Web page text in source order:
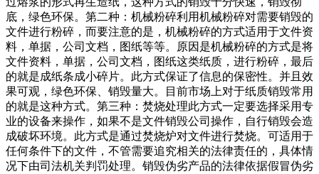
底，绿色环保。第二种：机械粉碎利用机械粉碎对需要销毁的
文件进行粉碎，而要注意的是，机械粉碎的方式适用于文件资
料，单据，公司文档，图纸等等。原因是机械粉碎的方式是将
文件资料，单据，公司文档，图纸这类纸质，进行粉碎，最后
的就是成纸条成小碎片。此方式保证了信息的保密性。并且效
果可观，绿色环保、销毁量大。目前市场上对于纸质销毁常用
的就是这种方式。第三种：焚烧处理此方式一定要选择采用专
业的设备来操作，如果不是文件销毁公司操作，自行销毁会造
成破坏环境。此方式是通过焚烧炉对文件进行焚烧。可适用于
任何条件下的文件，不管需要追究相关的法律责任的，具体情
况下由司法机关判罚处理。销毁伪劣产品的法律依据假冒伪劣